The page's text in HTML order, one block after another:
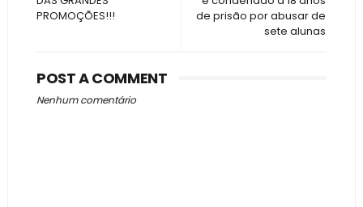
de prisão por abusar de
sete alunas
PROMOÇÕES!!!
POST A COMMENT
Nenhum comentário